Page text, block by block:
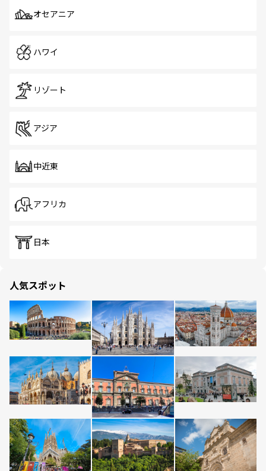
オセアニア
ハワイ
リゾート
アジア
中近東
アフリカ
日本
人気スポット